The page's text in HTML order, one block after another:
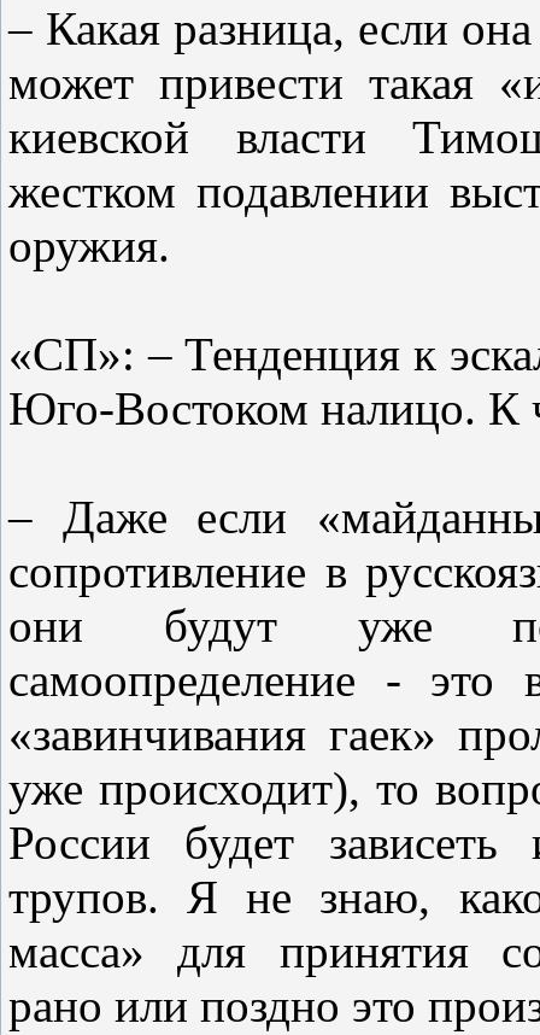
– Какая разница, если
может привести такая
киевской власти
жестком подавлении
оружия.
«СП»: – Тенденция к
Юго-Востоком налицо. К
– Даже если
сопротивление в
они будут уже
самоопределение -
«завинчивания гаек»
уже происходит), то
России будет зависеть
трупов. Я не знаю,
масса» для принятия
рано или поздно это